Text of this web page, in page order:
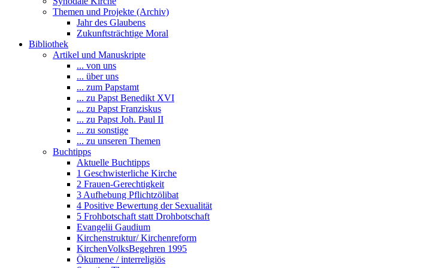
Themen und Projekte (Archiv)
Jahr des Glaubens
Zukunftsträchtige Moral
Bibliothek
Artikel und Manuskripte
... von uns
... über uns
... zum Papstamt
... zu Papst Benedikt XVI
... zu Papst Franziskus
... zu Papst Joh. Paul II
... zu sonstige
... zu unseren Themen
Buchtipps
Aktuelle Buchtipps
1 Geschwisterliche Kirche
2 Frauen-Gerechtigkeit
3 Aufhebung Pflichtzölibat
4 Positive Bewertung der Sexualität
5 Frohbotschaft statt Drohbotschaft
Evangelii Gaudium
Kirchenstruktur/ Kirchenreform
KirchenVolksBegehren 1995
Ökumene / interreligiös